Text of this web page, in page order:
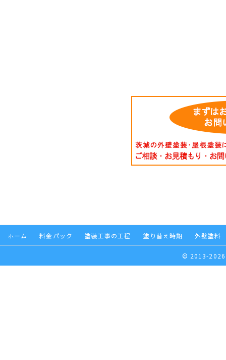
ホーム 料金パック 塗装工事の工程 塗り替え時期 外壁塗料
© 2013-2026